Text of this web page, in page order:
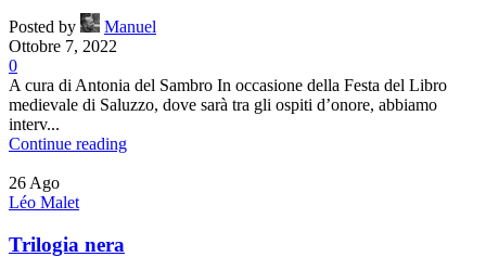
Posted by
Manuel
Ottobre 7, 2022
0
A cura di Antonia del Sambro In occasione della Festa del Libro
medievale di Saluzzo, dove sarà tra gli ospiti d’onore, abbiamo
interv...
Continue reading
26 Ago
Léo Malet
Trilogia nera